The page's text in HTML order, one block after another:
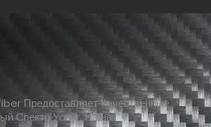
Предоставляет Качественные
Спектр Услуг. Наша